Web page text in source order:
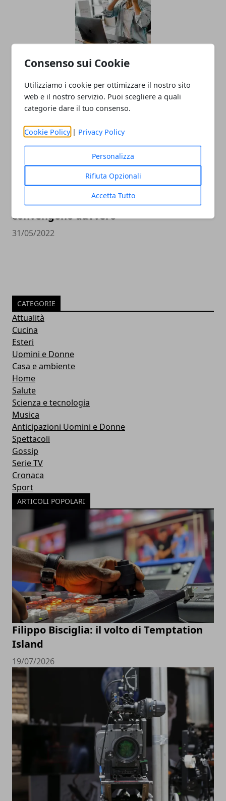
Consenso sui Cookie
Utilizziamo i cookie per ottimizzare il nostro sito
web e il nostro servizio. Puoi scegliere a quali
categorie dare il tuo consenso.
Cookie Policy | Privacy Policy
Personalizza
Rifiuta Opzionali
Accetta Tutto
Come organizzare un webinar su Zoom:
20/01/2023
Mac ricondizionati: ecco perché
convengono davvero
31/05/2022
CATEGORIE
Attualità
Cucina
Esteri
Uomini e Donne
Casa e ambiente
Home
Salute
Scienza e tecnologia
Musica
Anticipazioni Uomini e Donne
Spettacoli
Gossip
Serie TV
Cronaca
Sport
ARTICOLI POPOLARI
Filippo Bisciglia: il volto di Temptation
Island
19/07/2026